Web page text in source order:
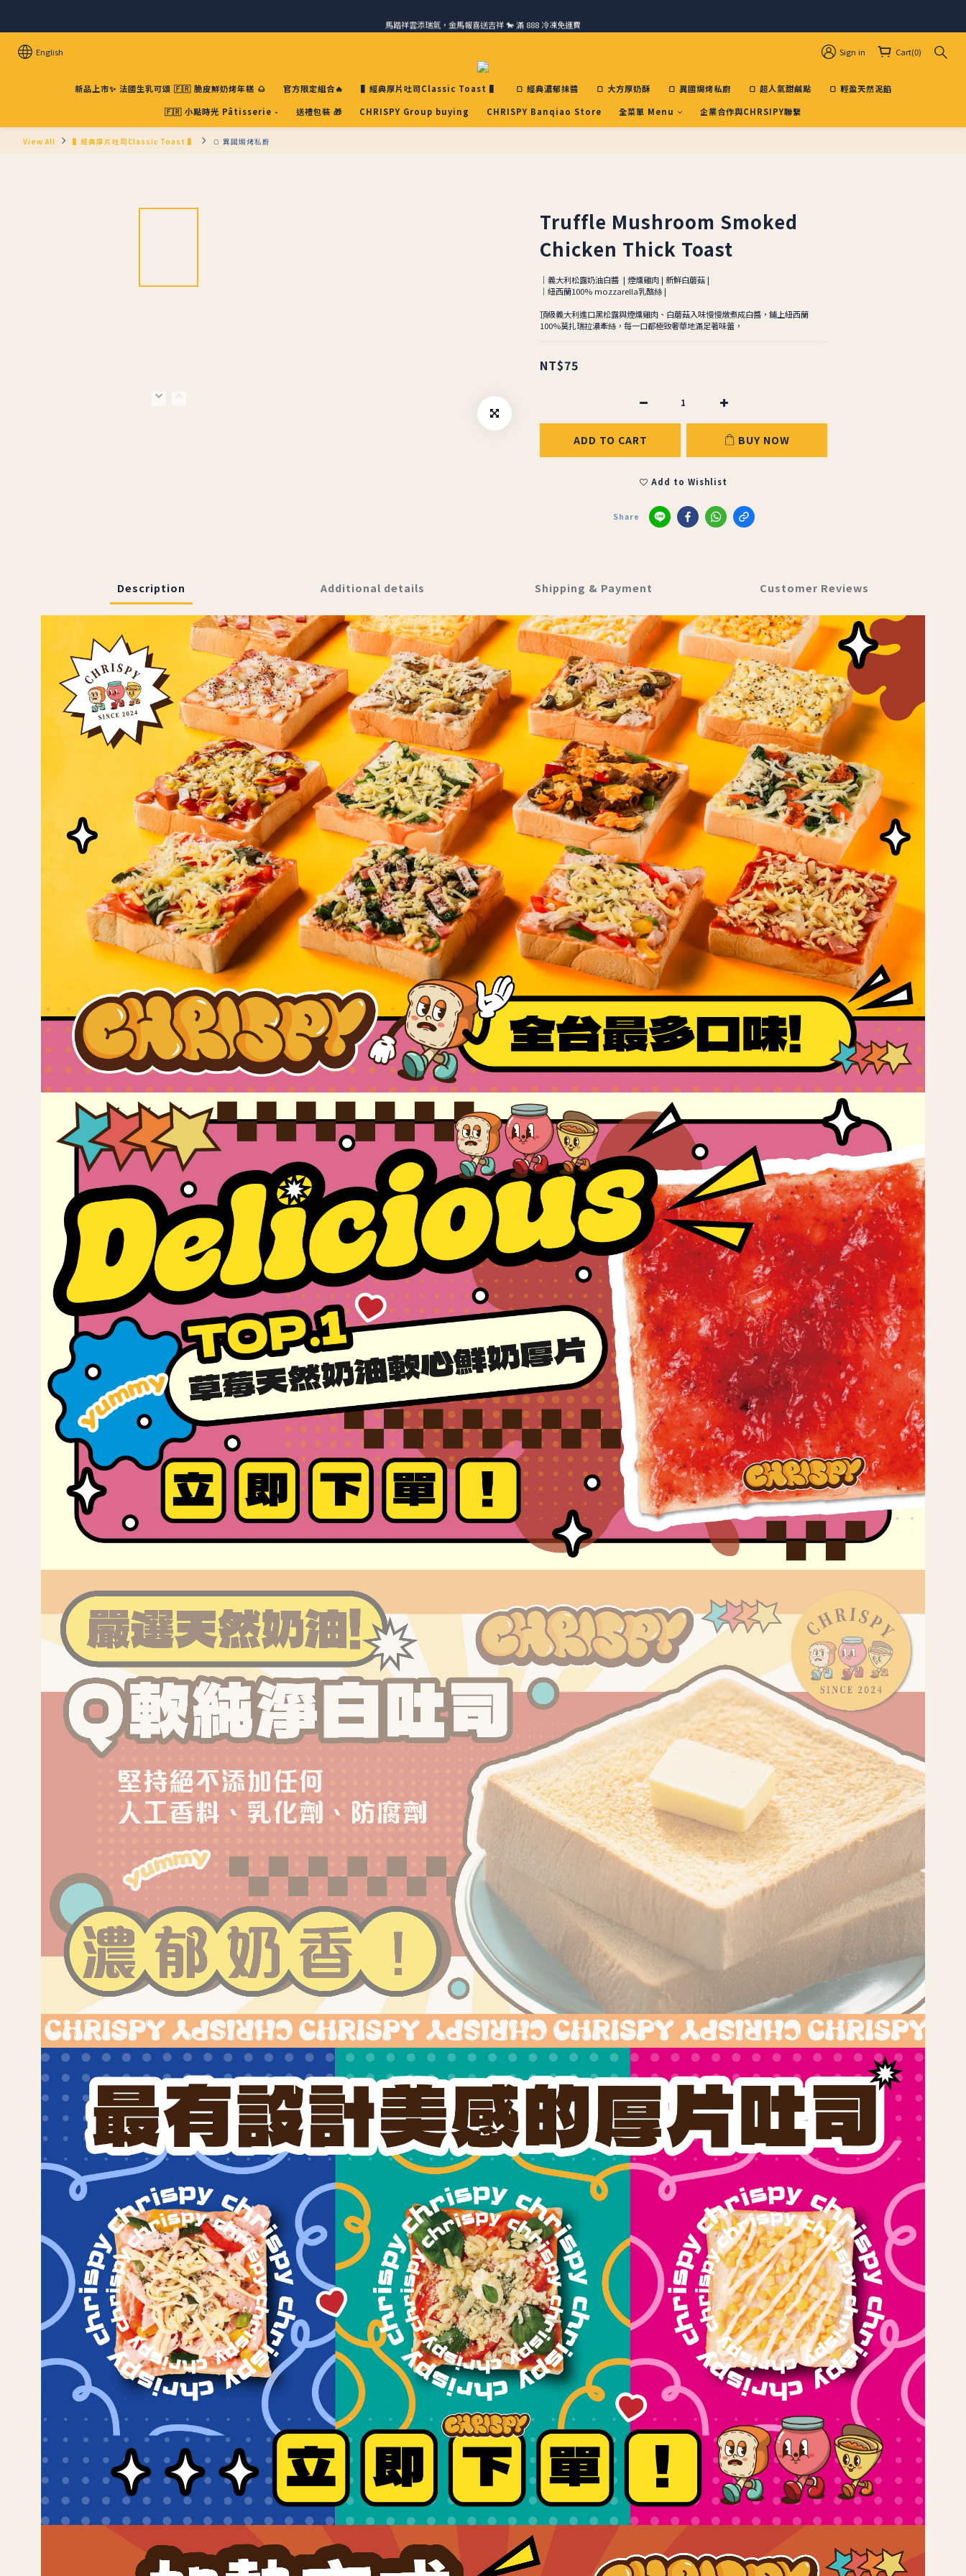
English Sign in Cart(0)
新品上市✨ 法國生乳可頌 🇫🇷 脆皮鮮奶烤年糕 🌰 官方限定組合🔥 ▌經典厚片吐司Classic Toast ▌ 🍞 經典濃郁抹醬 🍞 大方厚奶酥 🍞 異國焗烤私廚 🍞 超人氣甜鹹點
🍞 輕盈天然泥餡
🇫🇷 小點時光 Pâtisserie -
送禮包裝 🎁 CHRISPY Group buying CHRISPY Banqiao Store 全菜單 Menu 企業合作與CHRSIPY聯繫
View All ▌經典厚片吐司Classic Toast ▌ 🍞 異國焗烤私廚
Truffle Mushroom Smoked
Chicken Thick ​​Toast
｜義大利松露奶油白醬  | 煙燻雞肉 | 新鮮白蘑菇 |
｜紐西蘭100% mozzarella乳酪絲 |
頂級義大利進口黑松露與煙燻雞肉、白蘑菇入味慢慢燉煮成白醬，鋪上紐西蘭
100%莫扎瑞拉濃牽絲，每一口都極致奢華地滿足著味蕾，
NT$75
ADD TO CART BUY NOW
Add to Wishlist
Share
Description Additional details Shipping & Payment Customer Reviews